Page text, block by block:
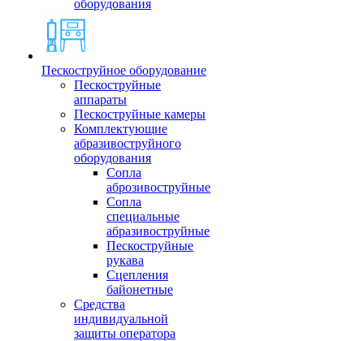
оборудования
Пескоструйное оборудование
Пескоструйные
аппараты
Пескоструйные камеры
Комплектующие
абразивоструйного
оборудования
Сопла
аброзивоструйные
Сопла
специальные
абразивоструйные
Пескоструйные
рукава
Сцепления
байонетные
Средства
индивидуальной
защиты оператора